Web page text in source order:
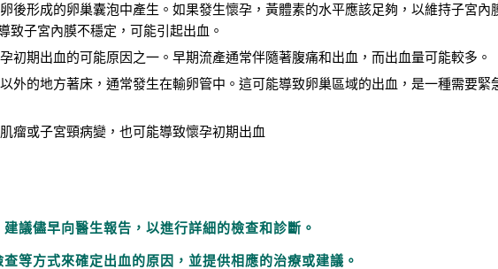
後形成的卵巢囊泡中產生。如果發生懷孕，黃體素的水平應該足夠，以維持子宮內
致子宮內膜不穩定，可能引起出血。
初期出血的可能原因之一。早期流產通常伴隨著腹痛和出血，而出血量可能較多。
外的地方著床，通常發生在輸卵管中。這可能導致卵巢區域的出血，是一種需要緊
瘤或子宮頸病變，也可能導致懷孕初期出血
議儘早向醫生報告，以進行詳細的檢查和診斷。
等方式來確定出血的原因，並提供相應的治療或建議。